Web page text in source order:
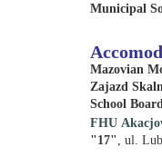
Municipal
Mazovian
Zajazd
School
FHU
"17", ul.